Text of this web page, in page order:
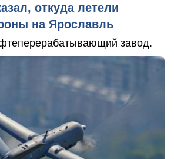
откуда летели
на Ярославль
завод.